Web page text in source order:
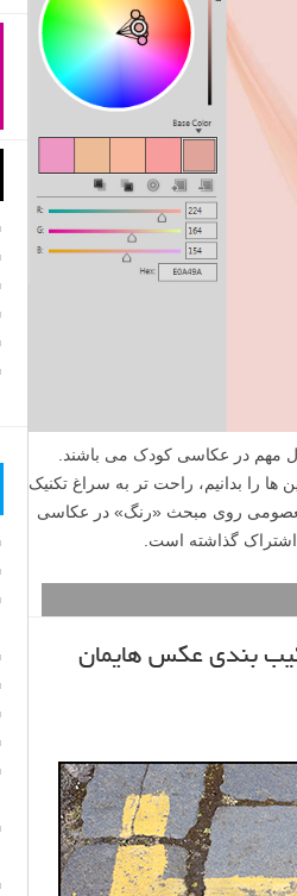
مهم در عکاسی کودک می باشند.
دارند. وقتی این ها را بدانیم، راحت تر به سراغ تکنیک
روی مبحث «رنگ» در عکاسی
اشتراک گذاشته است.
بندی عکس هایمان